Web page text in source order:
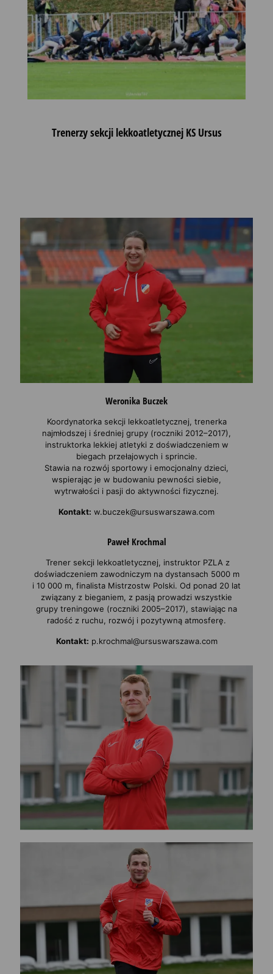
Trenerzy sekcji lekkoatletycznej KS Ursus
Weronika Buczek
Koordynatorka sekcji lekkoatletycznej, trenerka
najmłodszej i średniej grupy (roczniki 2012–2017),
instruktorka lekkiej atletyki z doświadczeniem w
biegach przełajowych i sprincie.
Stawia na rozwój sportowy i emocjonalny dzieci,
wspierając je w budowaniu pewności siebie,
wytrwałości i pasji do aktywności fizycznej.
Kontakt: w.buczek@ursuswarszawa.com
Paweł Krochmal
Trener sekcji lekkoatletycznej, instruktor PZLA z
doświadczeniem zawodniczym na dystansach 5000 m
i 10 000 m, finalista Mistrzostw Polski. Od ponad 20 lat
związany z bieganiem, z pasją prowadzi wszystkie
grupy treningowe (roczniki 2005–2017), stawiając na
radość z ruchu, rozwój i pozytywną atmosferę.
Kontakt: p.krochmal@ursuswarszawa.com